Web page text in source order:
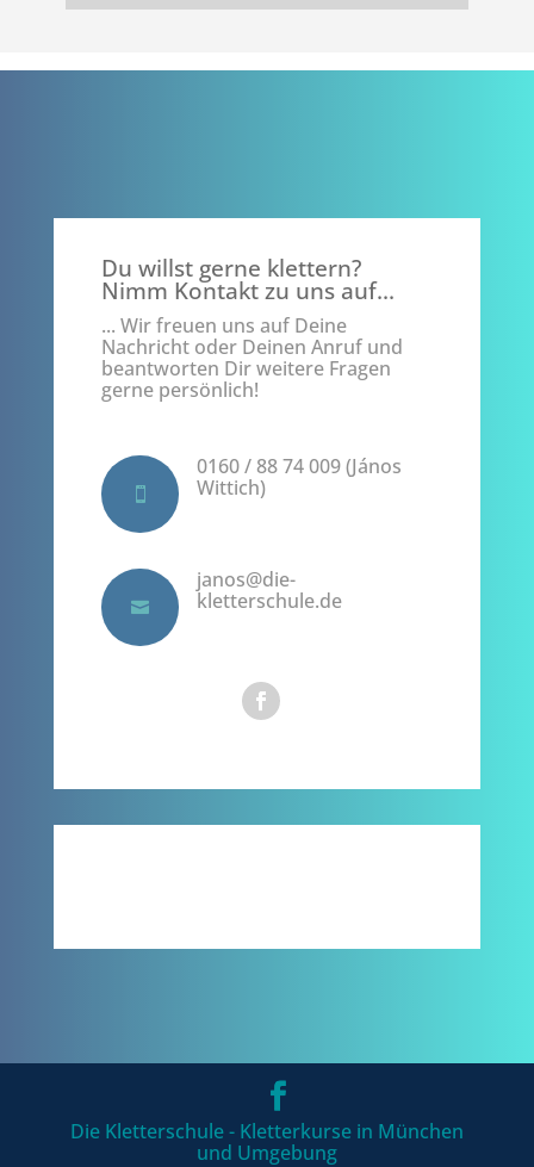
Du willst gerne klettern?
Nimm Kontakt zu uns auf...
... Wir freuen uns auf Deine
Nachricht oder Deinen Anruf und
beantworten Dir weitere Fragen
gerne persönlich!

0160 / 88 74 009 (János
Wittich)

janos@die-
kletterschule.de
Die Kletterschule - Kletterkurse in München
und Umgebung